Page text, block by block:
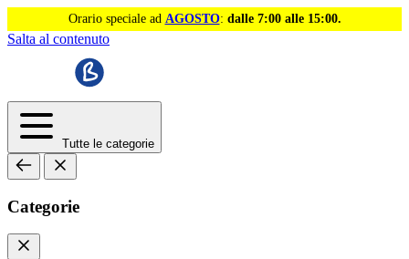
Orario speciale ad AGOSTO: dalle 7:00 alle 15:00.
Salta al contenuto
Tutte le categorie
Categorie